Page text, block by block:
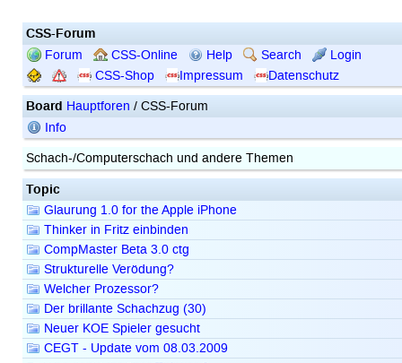
CSS-Forum
Forum CSS-Online Help Search
Login
CSS-Shop
Impressum Datenschutz
Board Hauptforen / CSS-Forum
Info
Schach-/Computerschach und andere Themen
Topic
Glaurung 1.0 for the Apple iPhone
Thinker in Fritz einbinden
CompMaster Beta 3.0 ctg
Strukturelle Verödung?
Welcher Prozessor?
Der brillante Schachzug (30)
Neuer KOE Spieler gesucht
CEGT - Update vom 08.03.2009